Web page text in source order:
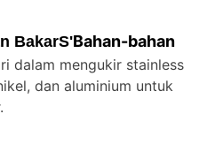
BakarS'Bahan-bahan
dalam mengukir stainless
dan aluminium untuk